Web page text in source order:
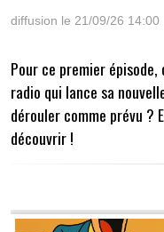
diffusion le 21/09/26 14:00
Pour ce premier
radio qui lance sa
dérouler comme prévu ?
découvrir !